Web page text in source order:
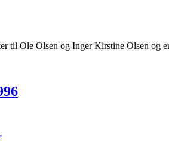
til Ole Olsen og Inger Kirstine Olsen og